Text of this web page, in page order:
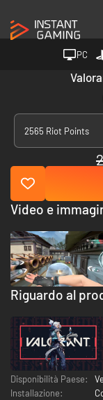
PC
2565 Riot Points
Riguardo al
Disponibilità Paese:
Installazione:
Video e